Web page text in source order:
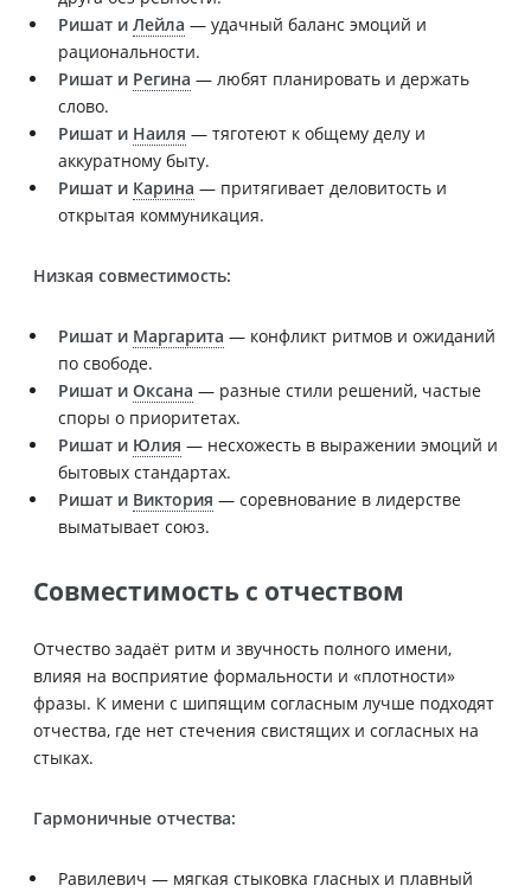
Ришат и Лейла — удачный баланс эмоций и
рациональности.
Ришат и Регина — любят планировать и держать
слово.
Ришат и Наиля — тяготеют к общему делу и
аккуратному быту.
Ришат и Карина — притягивает деловитость и
открытая коммуникация.
Низкая совместимость:
Ришат и Маргарита — конфликт ритмов и ожиданий
по свободе.
Ришат и Оксана — разные стили решений, частые
споры о приоритетах.
Ришат и Юлия — несхожесть в выражении эмоций и
бытовых стандартах.
Ришат и Виктория — соревнование в лидерстве
выматывает союз.
Совместимость с отчеством
Отчество задаёт ритм и звучность полного имени,
влияя на восприятие формальности и «плотности»
фразы. К имени с шипящим согласным лучше подходят
отчества, где нет стечения свистящих и согласных на
стыках.
Гармоничные отчества:
Равилевич — мягкая стыковка гласных и плавный